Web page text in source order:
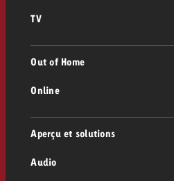
TV
Out of Home
Out of Home
Affichage
Online
Aperçu et solutions
Conseil & Crossmedia
Audio